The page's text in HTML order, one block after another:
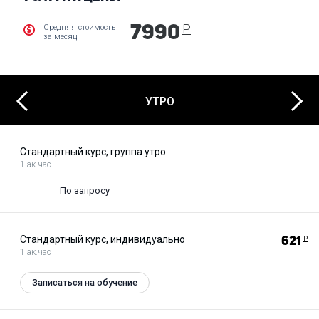
Средняя стоимость
за месяц
7990 Р
Previous УТРО
Стандартный курс, группа утро
1 ак.час
По запросу
Стандартный курс, индивидуально
1 ак.час
621 Р
Записаться на обучение
Next